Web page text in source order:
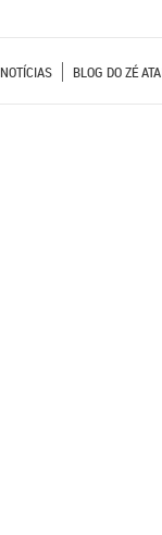
NOTÍCIAS BLOG DO ZÉ